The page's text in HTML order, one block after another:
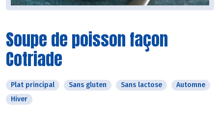
Soupe de poisson façon
Cotriade
Plat principal Sans gluten Sans lactose
Automne
Hiver